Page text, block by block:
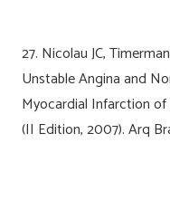
27. Nicolau JC,
Unstable Angina and
Myocardial Infarction
(II Edition, 2007). Arq